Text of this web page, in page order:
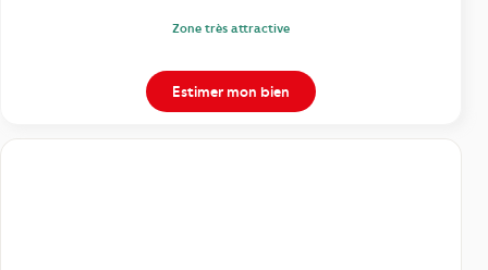
Zone très attractive
Estimer mon bien